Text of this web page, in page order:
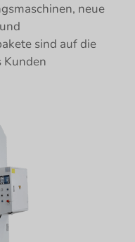
neue
sind auf die
Kunden